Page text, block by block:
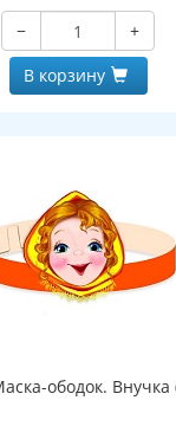
−
+
В корзину
ободок. Внучка